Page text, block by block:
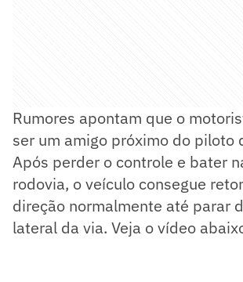
Rumores apontam que o
ser um amigo próximo do piloto
Após perder o controle e bater
rodovia, o veículo consegue
direção normalmente até parar
lateral da via. Veja o vídeo